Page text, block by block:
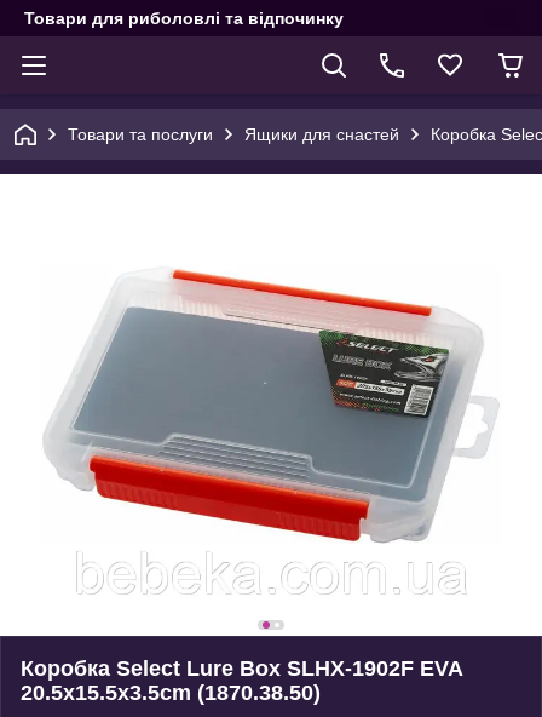
Товари для риболовлі та відпочинку
Товари та послуги Ящики для снастей Коробка
Коробка Select Lure Box SLHX-1902F EVA
20.5х15.5х3.5cm (1870.38.50)